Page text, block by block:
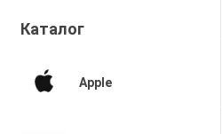
Каталог
Apple